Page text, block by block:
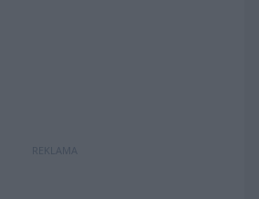
REKLAMA